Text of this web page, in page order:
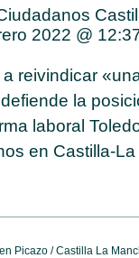
2022 @
reivindicar
la
laboral
en Castilla-
Picazo/Castilla La